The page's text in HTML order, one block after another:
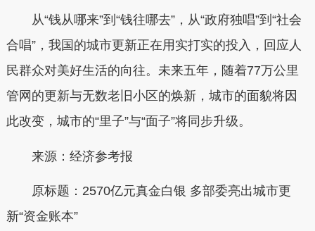
从“钱从哪来”到“钱往哪去”，从“政府独唱”到“社会
合唱”，我国的城市更新正在用实打实的投入，回应人
民群众对美好生活的向往。未来五年，随着77万公里
管网的更新与无数老旧小区的焕新，城市的面貌将因
此改变，城市的“里子”与“面子”将同步升级。
来源：经济参考报
原标题：2570亿元真金白银 多部委亮出城市更
新“资金账本”